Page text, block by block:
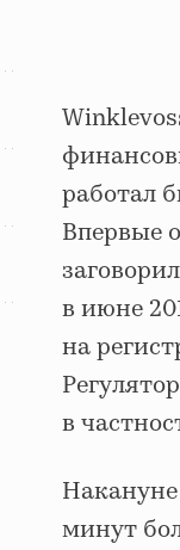
работал
Впервые
в июне
на
в
минут